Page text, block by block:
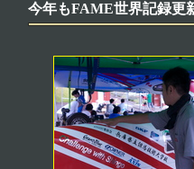
今年もFAME世界記録更